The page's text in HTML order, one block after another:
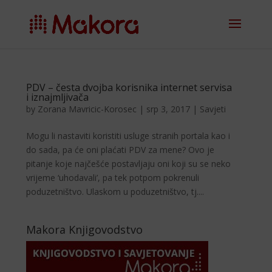
PDV – česta dvojba korisnika internet servisa
i iznajmljivača
by Zorana Mavricic-Korosec | srp 3, 2017 | Savjeti
Mogu li nastaviti koristiti usluge stranih portala kao i
do sada, pa će oni plaćati PDV za mene? Ovo je
pitanje koje najčešće postavljaju oni koji su se neko
vrijeme ‘uhodavali’, pa tek potpom pokrenuli
poduzetništvo. Ulaskom u poduzetništvo, tj....
Makora Knjigovodstvo